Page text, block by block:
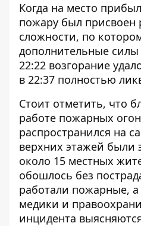
Когда на место
пожару был
сложности, по
дополнительные силы
22:22 возгорание
в 22:37 полностью
Стоит отметить, что
работе пожарных
распространился на
верхних этажей были
около 15 местных
обошлось без
работали пожарные,
медики и
инцидента